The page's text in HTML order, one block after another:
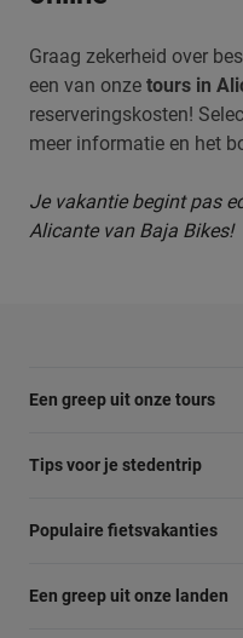
Graag zekerheid over
een van onze tours in
reserveringskosten!
meer informatie en het
Je vakantie begint pas
Alicante van Baja Bikes!
Een greep uit onze tours
Barcelona Panorama tour
Dublin fietstour
Kaapstad Township tour
Tips voor je stedentrip
Wat te doen in Amsterdam
Wat te doen in Berlijn
Populaire fietsvakanties
Fietsvakantie Duitsland
Een greep uit onze landen